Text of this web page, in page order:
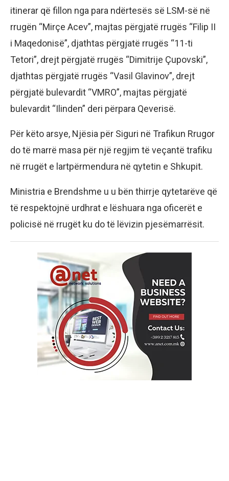
itinerar që fillon nga para ndërtesës së LSM-së në
rrugën “Mirçe Acev”, majtas përgjatë rrugës “Filip II
i Maqedonisë”, djathtas përgjatë rrugës “11-ti
Tetori”, drejt përgjatë rrugës “Dimitrije Çupovski”,
djathtas përgjatë rrugës “Vasil Glavinov”, drejt
përgjatë bulevardit “VMRO”, majtas përgjatë
bulevardit “Ilinden” deri përpara Qeverisë.
Për këto arsye, Njësia për Siguri në Trafikun Rrugor
do të marrë masa për një regjim të veçantë trafiku
në rrugët e lartpërmendura në qytetin e Shkupit.
Ministria e Brendshme u u bën thirrje qytetarëve që
të respektojnë urdhrat e lëshuara nga oficerët e
policisë në rrugët ku do të lëvizin pjesëmarrësit.